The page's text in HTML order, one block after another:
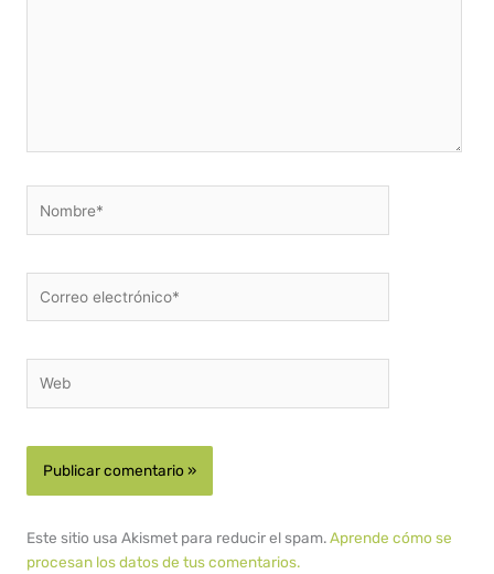
electrónico*
Este sitio usa Akismet para reducir el spam.Aprende cómo se
procesan los datos de tus comentarios.